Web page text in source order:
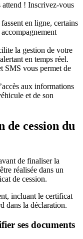
attend ! Inscrivez-vous
en ligne, certains
la gestion de votre
en temps réel.
SMS vous permet de
aux informations
et de son
de cession du
de finaliser la
réalisée dans un
de cession.
incluant le certificat
dans la déclaration.
ses documents